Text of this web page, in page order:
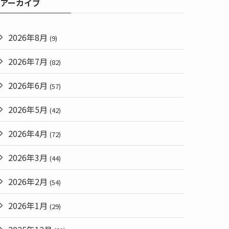
2026年8月 (9)
2026年7月 (82)
2026年6月 (57)
2026年5月 (42)
2026年4月 (72)
2026年3月 (44)
2026年2月 (54)
2026年1月 (29)